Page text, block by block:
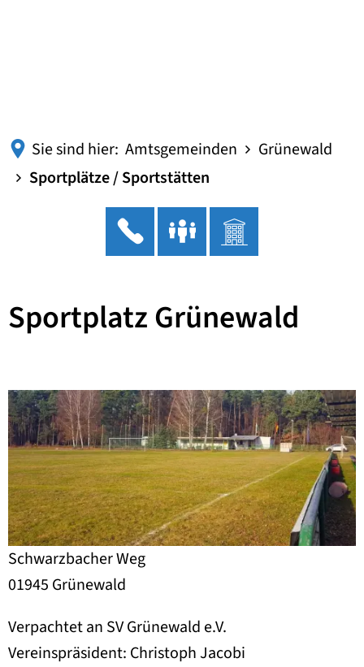
Sie sind hier: Amtsgemeinden
Grünewald
Sportplätze / Sportstätten
Sportplatz Grünewald
Schwarzbacher Weg
01945 Grünewald
Verpachtet an SV Grünewald e.V.
Vereinspräsident: Christoph Jacobi